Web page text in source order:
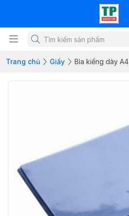
Trang chủ Giấy Bìa kiếng dày A4